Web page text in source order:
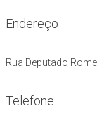
Endereço
Rua Deputado
Telefone